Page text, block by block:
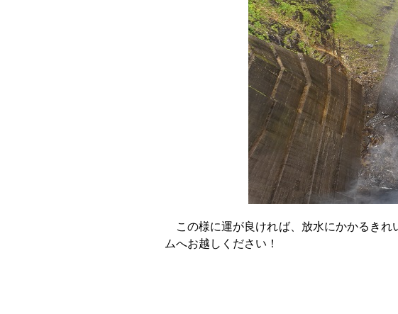
この様に運が良ければ、放水にかかるきれ
ムへお越しください！